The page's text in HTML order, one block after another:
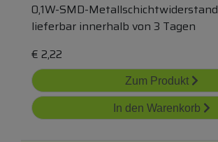
0,1W-SMD-Metallschichtwiderstand
lieferbar innerhalb von 3 Tagen
€ 2,22
Zum Produkt
In den Warenkorb